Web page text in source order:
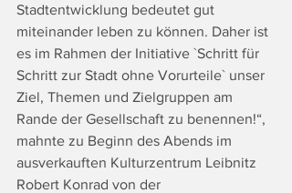
Stadtentwicklung bedeutet gut
miteinander leben zu können. Daher ist
es im Rahmen der Initiative `Schritt für
Schritt zur Stadt ohne Vorurteile` unser
Ziel, Themen und Zielgruppen am
Rande der Gesellschaft zu benennen!“,
mahnte zu Beginn des Abends im
ausverkauften Kulturzentrum Leibnitz
Robert Konrad von der